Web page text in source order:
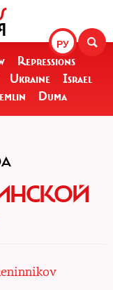
РУ
Repressions
Ukraine
Israel
Duma